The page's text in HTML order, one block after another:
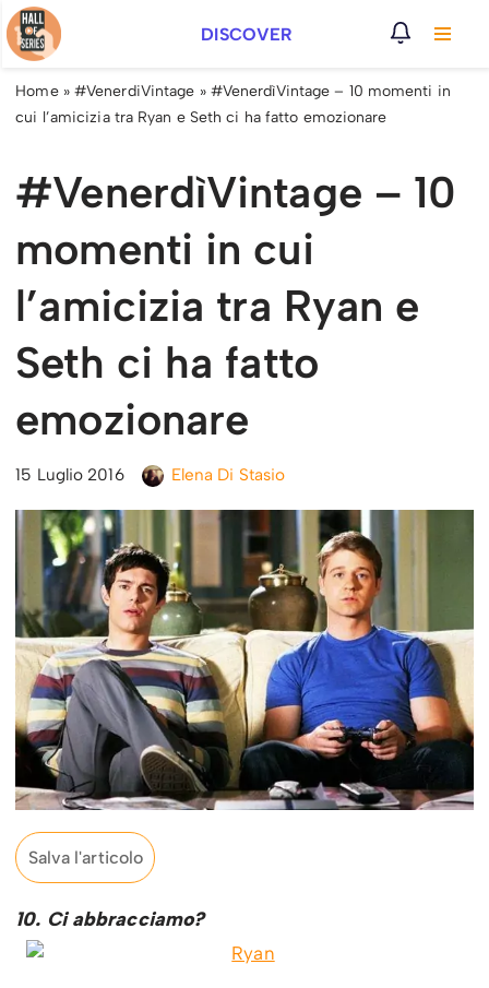
Vai
al
contenuto
DISCOVER
Home» #VenerdiVintage » #VenerdìVintage – 10 momenti in
cui l’amicizia tra Ryan e Seth ci ha fatto emozionare
#VenerdìVintage – 10
momenti in cui
l’amicizia tra Ryan e
Seth ci ha fatto
emozionare
15 Luglio 2016 Elena Di Stasio
Salva l'articolo
10. Ci abbracciamo?